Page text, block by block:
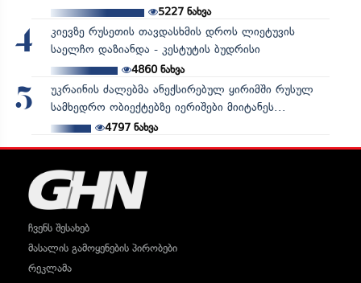
5227ნახვა
4
კიევზე რუსეთის თავდასხმის დროს ლიეტუვის
საელჩო დაზიანდა - კესტუტის ბუდრისი
4860ნახვა
5
უკრაინის ძალებმა ანექსირებულ ყირიმში რუსულ
სამხედრო ობიექტებზე იერიშები მიიტანეს...
4797ნახვა
ჩვენს შესახებ
მასალის გამოყენების პირობები
რეკლამა